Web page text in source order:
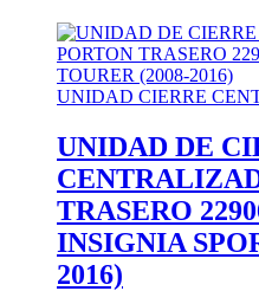
UNIDAD CIERRE
UNIDAD DE
TRASERO
INSIGNIA
2016)